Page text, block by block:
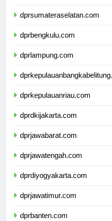
dprsumateraselatan.com
dprbengkulu.com
dprlampung.com
dprkepulauanriau.com
dprdkijakarta.com
dprjawabarat.com
dprjawatengah.com
dprdiyogyakarta.com
dprjawatimur.com
dprbanten.com